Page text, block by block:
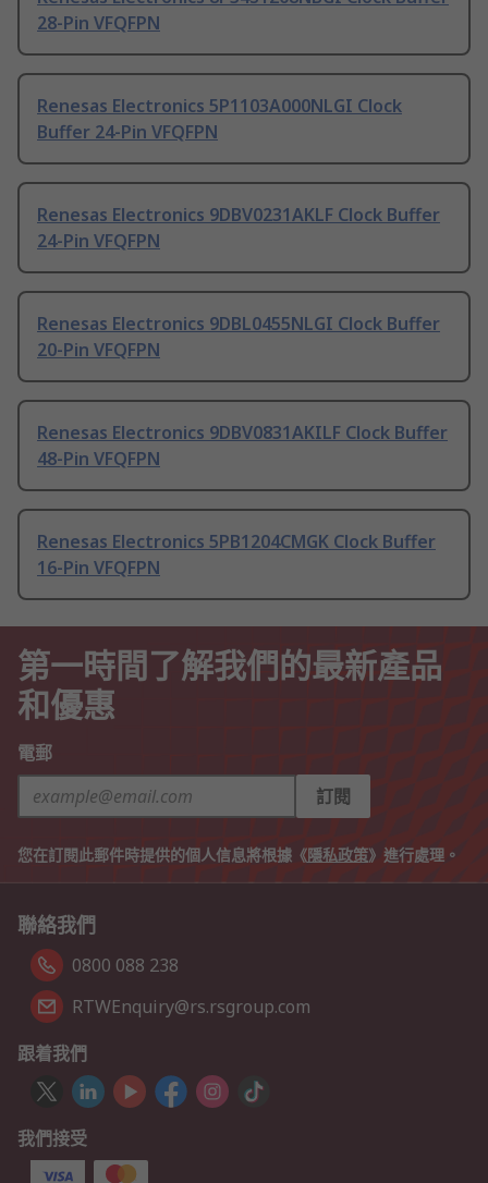
28-Pin VFQFPN
Renesas Electronics 5P1103A000NLGI Clock
Buffer 24-Pin VFQFPN
Renesas Electronics 9DBV0231AKLF Clock Buffer
24-Pin VFQFPN
Renesas Electronics 9DBL0455NLGI Clock Buffer
20-Pin VFQFPN
Renesas Electronics 9DBV0831AKILF Clock Buffer
48-Pin VFQFPN
Renesas Electronics 5PB1204CMGK Clock Buffer
16-Pin VFQFPN
第一時間了解我們的最新產品
和優惠
電郵
訂閱
您在訂閱此郵件時提供的個人信息將根據《隱私政策》進行處理。
聯絡我們
0800 088 238
RTWEnquiry@rs.rsgroup.com
跟着我們
我們接受